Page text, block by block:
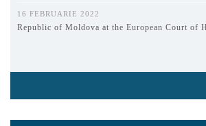
16 FEBRUARIE 2022
Republic of Moldova at the European Court of